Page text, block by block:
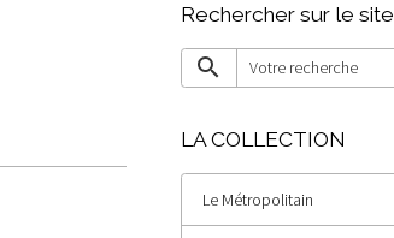
Rechercher sur le site
LA COLLECTION
Le Métropolitain